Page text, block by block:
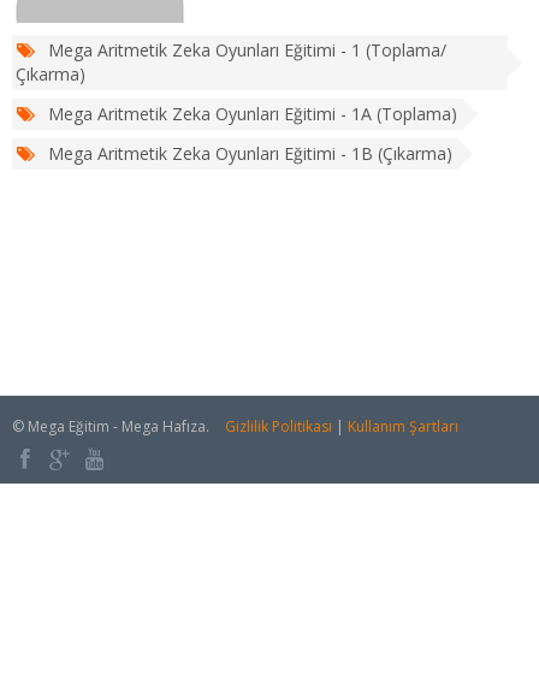
Mega Aritmetik Zeka Oyunları Eğitimi - 1 (Toplama/
Çıkarma)
Mega Aritmetik Zeka Oyunları Eğitimi - 1A (Toplama)
Mega Aritmetik Zeka Oyunları Eğitimi - 1B (Çıkarma)
© Mega Eğitim - Mega Hafıza. Gizlilik Politikası | Kullanım Şartları